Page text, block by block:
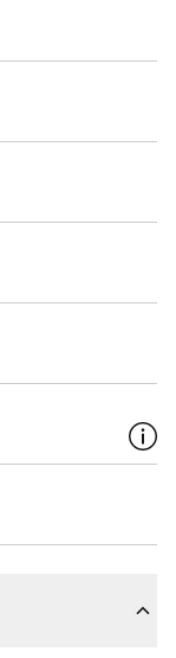
elokuussa
alennuksena
asunto
asunnon
ja